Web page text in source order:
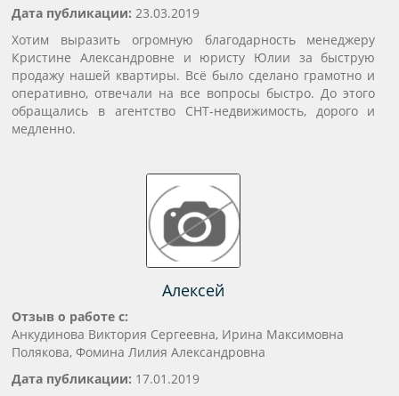
Дата публикации: 23.03.2019
Хотим выразить огромную благодарность менеджеру
Кристине Александровне и юристу Юлии за быструю
продажу нашей квартиры. Всё было сделано грамотно и
оперативно, отвечали на все вопросы быстро. До этого
обращались в агентство СНТ-недвижимость, дорого и
медленно.
Алексей
Отзыв о работе с:
Анкудинова Виктория Сергеевна, Ирина Максимовна
Полякова, Фомина Лилия Александровна
Дата публикации: 17.01.2019